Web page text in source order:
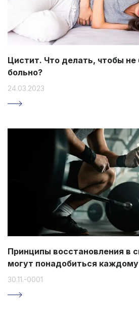
Цистит. Что делать, чтобы
больно?
24.03.2023
Принципы восстановления в
могут понадобиться каждому
30.11.-0001